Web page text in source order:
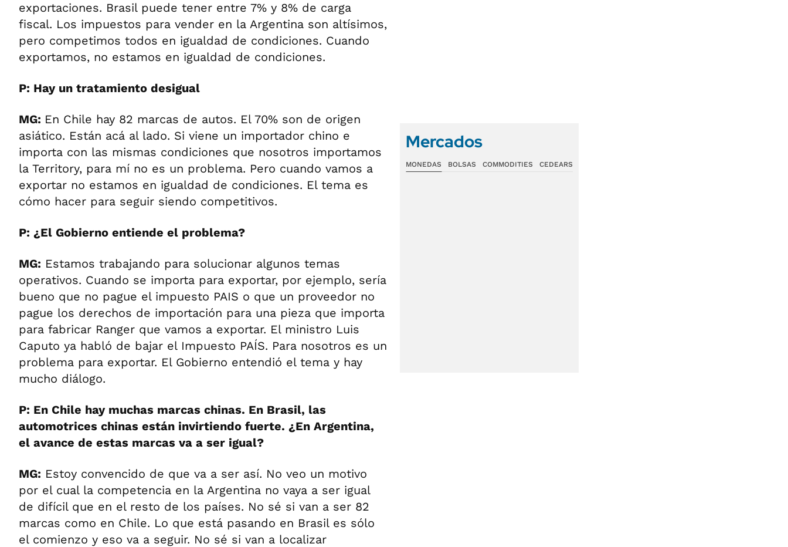
exportaciones. Brasil puede tener entre 7% y 8% de carga
fiscal. Los impuestos para vender en la Argentina son altísimos,
pero competimos todos en igualdad de condiciones. Cuando
exportamos, no estamos en igualdad de condiciones.
P: Hay un tratamiento desigual
MG: En Chile hay 82 marcas de autos. El 70% son de origen
asiático. Están acá al lado. Si viene un importador chino e
importa con las mismas condiciones que nosotros importamos
la Territory, para mí no es un problema. Pero cuando vamos a
exportar no estamos en igualdad de condiciones. El tema es
cómo hacer para seguir siendo competitivos.
P: ¿El Gobierno entiende el problema?
MG: Estamos trabajando para solucionar algunos temas
operativos. Cuando se importa para exportar, por ejemplo, sería
bueno que no pague el impuesto PAIS o que un proveedor no
pague los derechos de importación para una pieza que importa
para fabricar Ranger que vamos a exportar. El ministro Luis
Caputo ya habló de bajar el Impuesto PAÍS. Para nosotros es un
problema para exportar. El Gobierno entendió el tema y hay
mucho diálogo.
P: En Chile hay muchas marcas chinas. En Brasil, las
automotrices chinas están invirtiendo fuerte. ¿En Argentina,
el avance de estas marcas va a ser igual?
MG: Estoy convencido de que va a ser así. No veo un motivo
por el cual la competencia en la Argentina no vaya a ser igual
de difícil que en el resto de los países. No sé si van a ser 82
marcas como en Chile. Lo que está pasando en Brasil es sólo
el comienzo y eso va a seguir. No sé si van a localizar
Mercados
MONEDAS BOLSAS COMMODITIES CEDEARS